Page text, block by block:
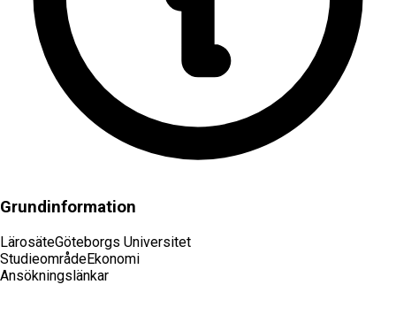
Grundinformation
LärosäteGöteborgs Universitet
StudieområdeEkonomi
Ansökningslänkar